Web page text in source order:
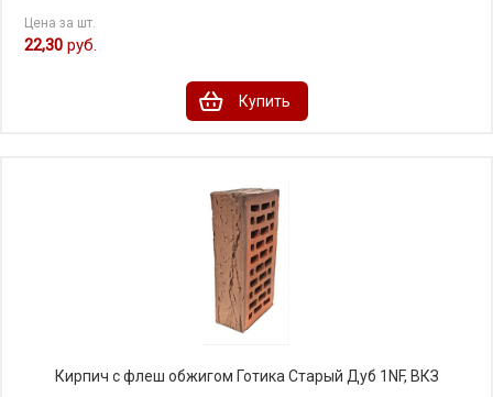
Цена за шт.
22,30 руб.
Купить
Кирпич с флеш обжигом Готика Старый Дуб 1NF, ВКЗ